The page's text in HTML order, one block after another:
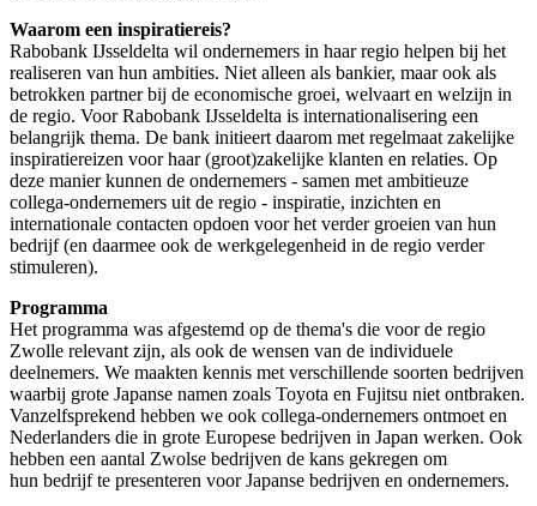
Waarom een inspiratiereis?
Rabobank IJsseldelta wil ondernemers in haar regio helpen bij het
realiseren van hun ambities. Niet alleen als bankier, maar ook als
betrokken partner bij de economische groei, welvaart en welzijn in
de regio. Voor Rabobank IJsseldelta is internationalisering een
belangrijk thema. De bank initieert daarom met regelmaat zakelijke
inspiratiereizen voor haar (groot)zakelijke klanten en relaties. Op
deze manier kunnen de ondernemers - samen met ambitieuze
collega-ondernemers uit de regio - inspiratie, inzichten en
internationale contacten opdoen voor het verder groeien van hun
bedrijf (en daarmee ook de werkgelegenheid in de regio verder
stimuleren).
Programma
Het programma was afgestemd op de thema's die voor de regio
Zwolle relevant zijn, als ook de wensen van de individuele
deelnemers. We maakten kennis met verschillende soorten bedrijven
waarbij grote Japanse namen zoals Toyota en Fujitsu niet ontbraken.
Vanzelfsprekend hebben we ook collega-ondernemers ontmoet en
Nederlanders die in grote Europese bedrijven in Japan werken. Ook
hebben een aantal Zwolse bedrijven de kans gekregen om
hun bedrijf te presenteren voor Japanse bedrijven en ondernemers.